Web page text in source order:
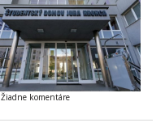
Žiadne komentáre